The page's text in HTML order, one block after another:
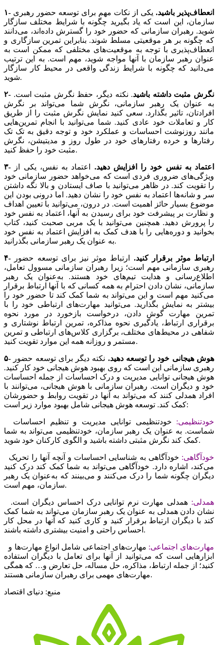
۱- انعطاف‌‌‌پذیر باشید. یکی از نکات مهم برای توسعه حضور رهبری
سازمان، این است که یاد بگیرید چگونه با شرایط مختلف سازگار
شوید. رهبران سازمانی که حضور خود را گسترش داده‌‌‌اند، می‌‌‌دانند
که چگونه بر هر موقعیتی مسلط شوند. بنابراین تمرین سازگاری و
انعطاف‌پذیری با توجه به موقعیت‌‌‌های مختلفی که ممکن است به
عنوان رهبر سازمان با آنها مواجه شوید، مهم است. به این ترتیب
می‌‌‌دانید که چگونه با شرایط زندگی واقعی در محیط کار سازگار
شوید.
۲- نگرش مثبت داشته باشید. نکته دیگر، حفظ نگرش مثبت است.
به عنوان یک رهبر سازمانی، نگرش شما می‌تواند بر نگرش
افرادتان، تاثیر بگذارد. سعی کنید نمایش نگرش مثبت را از طریق
کار و تعاملات خود عادی کنید. شما می‌توانید با انجام تمرین‌هایی
مانند روزنوشت احساسات و عملکرد خود و توجه دقیق به تک تک
رفتارها و خرده رفتارهای خود در طول روز و مدیتیشن، نگرش
مثبت خود را حفظ کنید.
۳- اعتماد به نفس خود را افزایش دهید. اعتماد به نفس، یکی از
ویژگی‌‌‌های ضروری فردی است که می‌‌‌خواهد حضور سازمانی خود
را تقویت کند. در ظاهر می‌توانید با صاف ایستادن و بالا نگه داشتن
سر و شانه‌‌‌ها اعتماد به نفس خود را نشان دهید. اما درونی بودن این
موضوع بسیار حائز اهمیت است. در درون، می‌توانید با تعیین اهداف
و نظارت بر پیشرفت خود برای رسیدن به آنها، اعتماد به نفس خود
را پرورش دهید. همچنین می‌توانید با یک مربی صحبت کنید، کتاب
بخوانید و دوره‌‌‌هایی را با هدف کمک به افزایش اعتماد به نفس خود
به عنوان یک رهبر سازمانی بگذرانید.
۴- ارتباط موثر برقرار کنید. ارتباط موثر نیز برای توسعه حضور
رهبری سازمانی مهم است؛ زیرا رهبران سازمانی مسوول تعامل،
اطلاع‌رسانی و هدایت تیم‌‌‌های خود هستند. به‌عنوان یک رهبر
سازمانی، نشان دادن احترام به همه کسانی که با آنها ارتباط برقرار
می‌‌‌کنید مهم است و این می‌تواند به شما کمک کند تا حضور خود را
بیشتر به نمایش بگذارید. می‌توانید مهارت‌‌‌های ارتباطی خود را با
تمرین مهارت گوش دادن، درخواست بازخورد در مورد نحوه
برقراری ارتباط، یادگیری نحوه مذاکره، تمرین ارتباط نوشتاری و
شفاهی در محیط‌‌‌های مختلف، برگزاری کلاس‌‌‌های ارتباطی و تمرین
مستمر و روزانه همه این موارد تقویت کنید.
۵- هوش هیجانی خود را توسعه دهید. نکته دیگر برای توسعه حضور
رهبری سازمانی این است که روی بهبود هوش هیجانی خود کار کنید.
هوش هیجانی توانایی مدیریت و درک احساسات از جمله احساسات
خود و دیگران است. رهبران سازمانی با هوش هیجانی، می‌توانند با
افراد همدلی کنند که می‌تواند به آنها در تقویت روابط و حضورشان
کمک کند. توسعه هوش هیجانی شامل بهبود موارد زیر است:
خودتنظیمی: خودتنظیمی ‌‌‌توانایی مدیریت و تنظیم احساسات
شماست. به عنوان یک رهبر سازمان، خودتنظیمی می‌تواند به شما
کمک کند نگرش مثبتی داشته باشید و الگوی کارکنان خود شوید.
خودآگاهی: خودآگاهی به شناسایی احساسات و آنچه آنها را تحریک
می‌‌‌کند، اشاره دارد. خودآگاهی می‌تواند به شما کمک کند درک کنید
دیگران چگونه شما را درک می‌‌‌کنند و می‌‌‌بینند که به‌عنوان یک رهبر
سازمان، مهم است.
همدلی: همدلی مهارت نرم توانایی درک احساس دیگران است.
نشان دادن همدلی به عنوان یک رهبر سازمان می‌تواند به شما کمک
کند با دیگران ارتباط برقرار کنید و کاری کنید که آنها در محل کار
احساس راحتی و امنیت بیشتری داشته باشند.
مهارت‌‌‌های اجتماعی: مهارت‌‌‌های اجتماعی شامل انواع مهارت‌‌‌ها و
ابزارهایی است که می‌توانید از آنها برای تعامل با دیگران استفاده
کنید؛ از جمله ارتباط، مذاکره، حل مساله، حل تعارض و… که همگی
مهارت‌‌‌های مهمی برای رهبران سازمانی هستند.
منبع: دنیای اقتصاد